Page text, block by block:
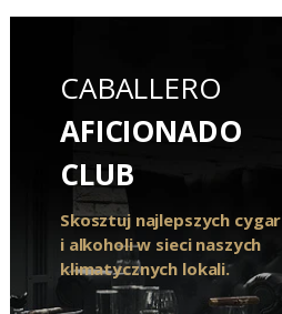
CABALLERO
AFICIONADO
CLUB
Skosztuj najlepszych cygar
i alkoholi w sieci naszych
klimatycznych lokali.